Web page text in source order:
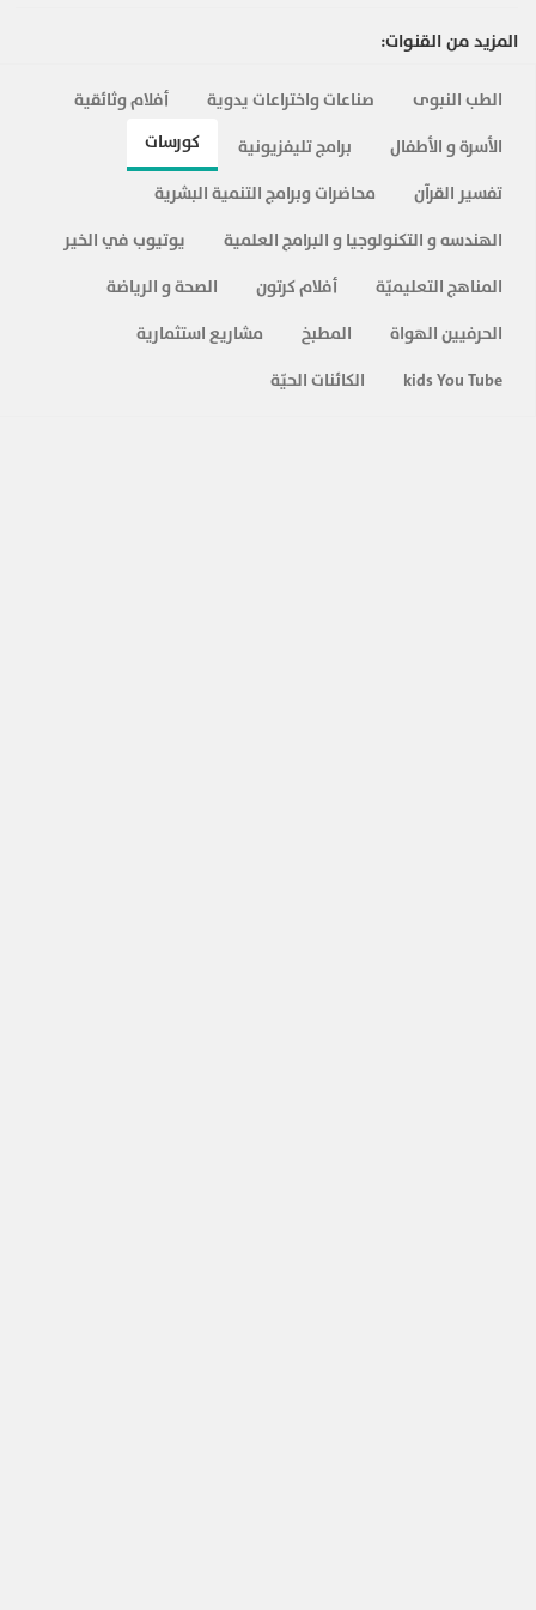
كورس تعليم اللغة الإنجليزية باللغة العربية ( 7 مستويات )
232
كورس تعليم اللغة الإنجليزية باللغة العربية ( 7 مستويات )
19-
كورس تعليم اللغة الإنجليزية المستوي الأول
كورس تعليم اللغة الإنجليزية باللغة العربية ( 7 مستويات )
الدرس 20 التعبير عما تحب وتكره likes and dislikes
كورس تعليم اللغة الإنجليزية باللغة العربية ( 7 مستويات )
المزيد ...
المزيد من القنوات:
الطب النبوى صناعات واختراعات يدوية
أفلام وثائقية
الأسرة و الأطفال
برامج تليفزيونية
كورسات
تفسير القرآن
محاضرات وبرامج التنمية البشرية
الهندسه و التكنولوجيا و البرامج العلمية
يوتيوب في الخير
المناهج التعليميّة
أفلام كرتون
الصحة و الرياضة
الحرفيين الهواة
المطبخ
مشاريع استثمارية
kids You Tube
الكائنات الحيّة